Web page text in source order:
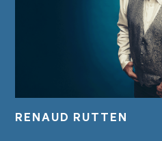
RENAUD RUTTEN